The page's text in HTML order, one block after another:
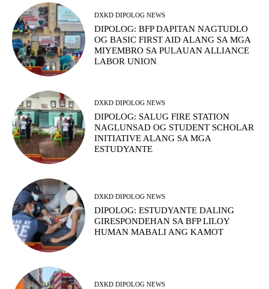
DXKD DIPOLOG NEWS
DIPOLOG: BFP DAPITAN NAGTUDLO
OG BASIC FIRST AID ALANG SA MGA
MIYEMBRO SA PULAUAN ALLIANCE
LABOR UNION
DXKD DIPOLOG NEWS
DIPOLOG: SALUG FIRE STATION
NAGLUNSAD OG STUDENT SCHOLAR
INITIATIVE ALANG SA MGA
ESTUDYANTE
DXKD DIPOLOG NEWS
DIPOLOG: ESTUDYANTE DALING
GIRESPONDEHAN SA BFP LILOY
HUMAN MABALI ANG KAMOT
DXKD DIPOLOG NEWS